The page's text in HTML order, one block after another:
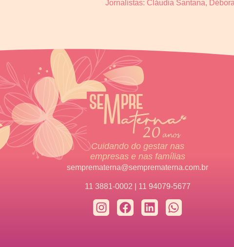
Jornalistas: Cláudia Santana,
Cuidando do gestar nas
empresas e nas famílias
semprematerna@semprematerna.com.br
11 3881-0002 | 11 94079-5677